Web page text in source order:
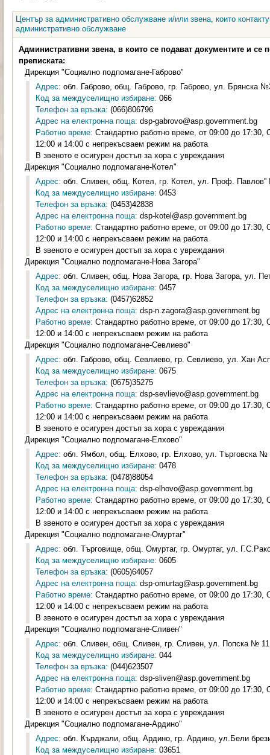
Център за административно обслужване и/или звена, които
административно обслужване
Административни звена, в които се подават документите и се
преписката:
Дирекция "Социално подпомагане-Габрово"
Адрес: обл. Габрово, общ. Габрово, гр. Габрово, ул. Брянска
Код за междуселищно избиране: 066
Телефон за връзка: (066)806796
Адрес на електронна поща: dsp-gabrovo@asp.government.bg
Работно време: Стандартно работно време, от 09:00 до
12:00 и 14:00 с непрекъсваем режим на работа
В звеното е осигурен достъп за хора с увреждания
Дирекция "Социално подпомагане-Котел"
Адрес: обл. Сливен, общ. Котел, гр. Котел, ул. Проф.
Код за междуселищно избиране: 0453
Телефон за връзка: (0453)42838
Адрес на електронна поща: dsp-kotel@asp.government.bg
Работно време: Стандартно работно време, от 09:00 до
12:00 и 14:00 с непрекъсваем режим на работа
В звеното е осигурен достъп за хора с увреждания
Дирекция "Социално подпомагане-Нова Загора"
Адрес: обл. Сливен, общ. Нова Загора, гр. Нова Загора, ул.
Код за междуселищно избиране: 0457
Телефон за връзка: (0457)62852
Адрес на електронна поща: dsp-n.zagora@asp.government.bg
Работно време: Стандартно работно време, от 09:00 до
12:00 и 14:00 с непрекъсваем режим на работа
Дирекция "Социално подпомагане-Севлиево"
Адрес: обл. Габрово, общ. Севлиево, гр. Севлиево, ул. Хан
Код за междуселищно избиране: 0675
Телефон за връзка: (0675)35275
Адрес на електронна поща: dsp-sevlievo@asp.government.bg
Работно време: Стандартно работно време, от 09:00 до
12:00 и 14:00 с непрекъсваем режим на работа
В звеното е осигурен достъп за хора с увреждания
Дирекция "Социално подпомагане-Елхово"
Адрес: обл. Ямбол, общ. Елхово, гр. Елхово, ул. Търговска №
Код за междуселищно избиране: 0478
Телефон за връзка: (0478)88054
Адрес на електронна поща: dsp-elhovo@asp.government.bg
Работно време: Стандартно работно време, от 09:00 до
12:00 и 14:00 с непрекъсваем режим на работа
В звеното е осигурен достъп за хора с увреждания
Дирекция "Социално подпомагане-Омуртаг"
Адрес: обл. Търговище, общ. Омуртаг, гр. Омуртаг, ул.
Код за междуселищно избиране: 0605
Телефон за връзка: (0605)64057
Адрес на електронна поща: dsp-omurtag@asp.government.bg
Работно време: Стандартно работно време, от 09:00 до
12:00 и 14:00 с непрекъсваем режим на работа
В звеното е осигурен достъп за хора с увреждания
Дирекция "Социално подпомагане-Сливен"
Адрес: обл. Сливен, общ. Сливен, гр. Сливен, ул. Попска №
Код за междуселищно избиране: 044
Телефон за връзка: (044)623507
Адрес на електронна поща: dsp-sliven@asp.government.bg
Работно време: Стандартно работно време, от 09:00 до
12:00 и 14:00 с непрекъсваем режим на работа
В звеното е осигурен достъп за хора с увреждания
Дирекция "Социално подпомагане-Ардино"
Адрес: обл. Кърджали, общ. Ардино, гр. Ардино, ул.Бели
Код за междуселищно избиране: 03651